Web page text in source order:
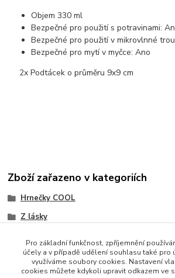
Objem 330 ml
Bezpečné pro použití s potravinami:
Bezpečné pro použití v mikrovlnné
Bezpečné pro mytí v myčce: Ano
2x Podtácek o průměru 9x9 cm
Zboží zařazeno v kategoriích
Hrnečky COOL
Z lásky
Pro základní funkčnost, zpříjemnění
účely a v případě udělení souhlasu také pro
využíváme soubory cookies. Nastavení
cookies můžete kdykoli upravit odkazem ve